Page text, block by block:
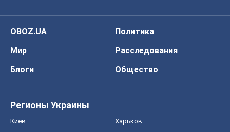
OBOZ.UA
Политика
Мир
Расследования
Блоги
Общество
Регионы Украины
Киев Харьков